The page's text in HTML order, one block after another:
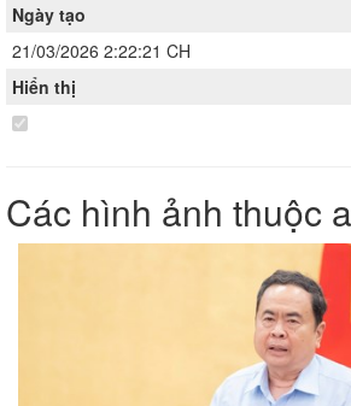
Ngày tạo
21/03/2026 2:22:21 CH
Hiển thị
Các hình ảnh thuộc